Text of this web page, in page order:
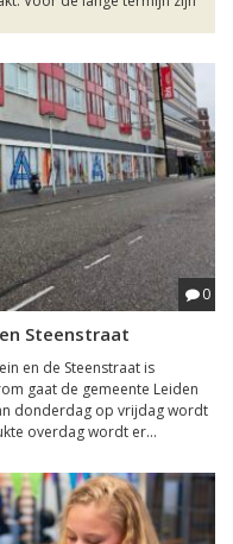
0
Steenstraat
en de Steenstraat is
gaat de gemeente Leiden
donderdag op vrijdag wordt
overdag wordt er...